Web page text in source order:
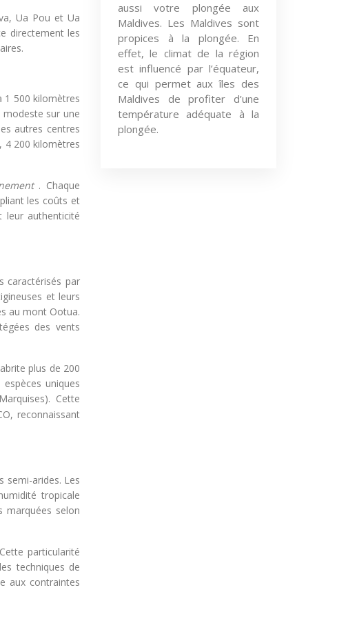
Ua Pou et Ua
directement les
1 500 kilomètres
sur une
autres centres
4 200 kilomètres
. Chaque
les coûts et
leur authenticité
caractérisés par
et leurs
au mont Ootua.
des vents
plus de 200
uniques
Cette
reconnaissant
semi-arides. Les
tropicale
marquées selon
particularité
techniques de
aux contraintes
aussi votre plongée aux
Maldives. Les Maldives sont
propices à la plongée. En
effet, le climat de la région
est influencé par l’équateur,
ce qui permet aux îles des
Maldives de profiter d’une
température adéquate à la
plongée.